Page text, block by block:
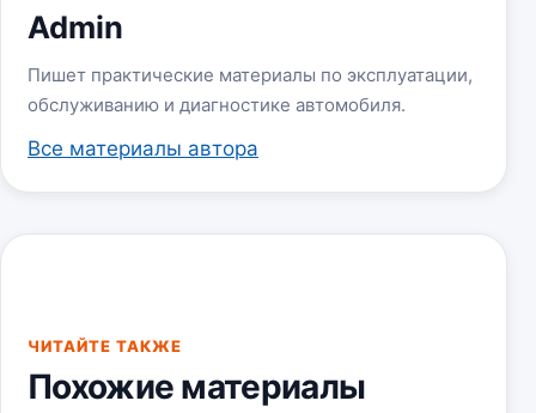
Admin
Пишет практические материалы по эксплуатации,
обслуживанию и диагностике автомобиля.
Все материалы автора
ЧИТАЙТЕ ТАКЖЕ
Похожие материалы